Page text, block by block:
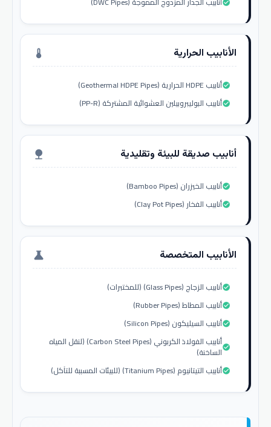
check_circle
الأنابيب الحرارية thermostat
أنابيب HDPE الحرارية (Geothermal HDPE Pipes)check_circle
أنابيب البوليبروبيلين العشوائية المشتركة (PP-R)check_circle
أنابيب صديقة للبيئة وتقليدية nature
أنابيب الخيزران (Bamboo Pipes)check_circle
أنابيب الفخار (Clay Pot Pipes)check_circle
الأنابيب المتخصصة science
أنابيب الزجاج (Glass Pipes) (للمختبرات)check_circle
أنابيب المطاط (Rubber Pipes)check_circle
أنابيب السيليكون (Silicon Pipes)check_circle
أنابيب الفولاذ الكربوني (Carbon Steel Pipes) (لنقل المياه
الساخنة)check_circle
أنابيب التيتانيوم (Titanium Pipes) (للبيئات المسببة للتآكل)check_circle